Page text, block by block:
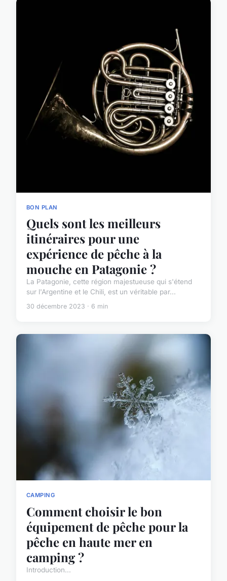
BON PLAN
Quels sont les meilleurs
itinéraires pour une
expérience de pêche à la
mouche en Patagonie ?
La Patagonie, cette région majestueuse qui s'étend
sur l'Argentine et le Chili, est un véritable par...
30 décembre 2023 · 6 min
CAMPING
Comment choisir le bon
équipement de pêche pour la
pêche en haute mer en
camping ?
Introduction...